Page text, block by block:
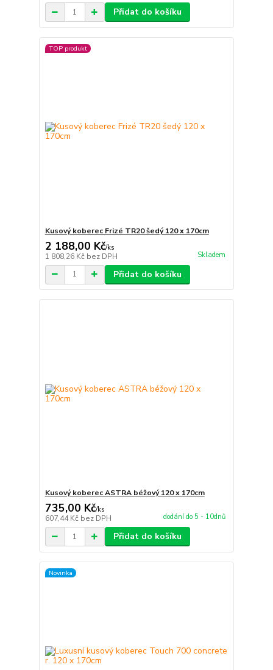
Přidat do košíku
TOP produkt
Kusový koberec Frizé TR20 šedý 120 x 170cm
2 188,00 Kč/ks
1 808,26 Kč bez DPH Skladem
Přidat do košíku
Kusový koberec ASTRA béžový 120 x 170cm
735,00 Kč/ks
607,44 Kč bez DPH dodání do 5 - 10dnů
Přidat do košíku
Novinka